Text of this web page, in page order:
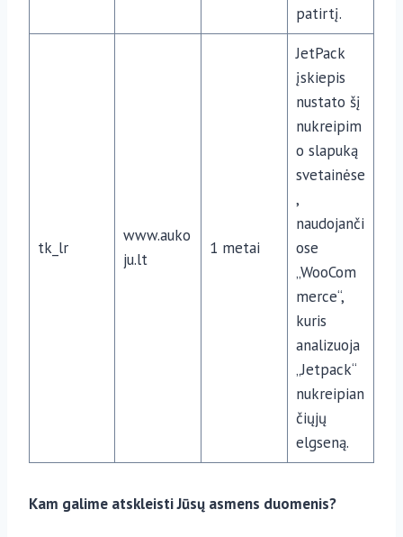
patirtį.
tk_lr
www.auko
ju.lt
1 metai
JetPack
įskiepis
nustato šį
nukreipim
o slapuką
svetainėse
,
naudojanči
ose
„WooCom
merce“,
kuris
analizuoja
„Jetpack“
nukreipian
čiųjų
elgseną.
Kam galime atskleisti Jūsų asmens duomenis?